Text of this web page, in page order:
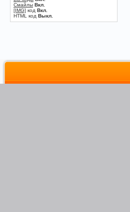
Смайлы Вкл.
[IMG] код Вкл.
HTML код Выкл.